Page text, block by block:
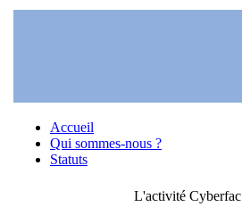
Accueil
Qui sommes-nous ?
Statuts
L'activité Cyberfac